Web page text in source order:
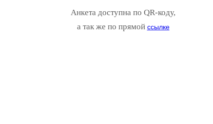
Анкета доступна по QR-коду,
а так же по прямой ссылке